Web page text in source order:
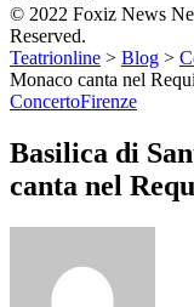
© 2022 Foxiz News
Reserved.
Teatrionline > Blog >
Monaco canta nel
ConcertoFirenze
Basilica di
canta nel